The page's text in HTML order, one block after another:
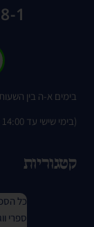
02-
בימים א-ה בין השעות 07:00 בבוקר עד 01:00 בלילה.
(בימי שישי עד 14:00 ובמוצ"ש משעה לאחר צאת השבת)
קטגוריות
כל
ספרי